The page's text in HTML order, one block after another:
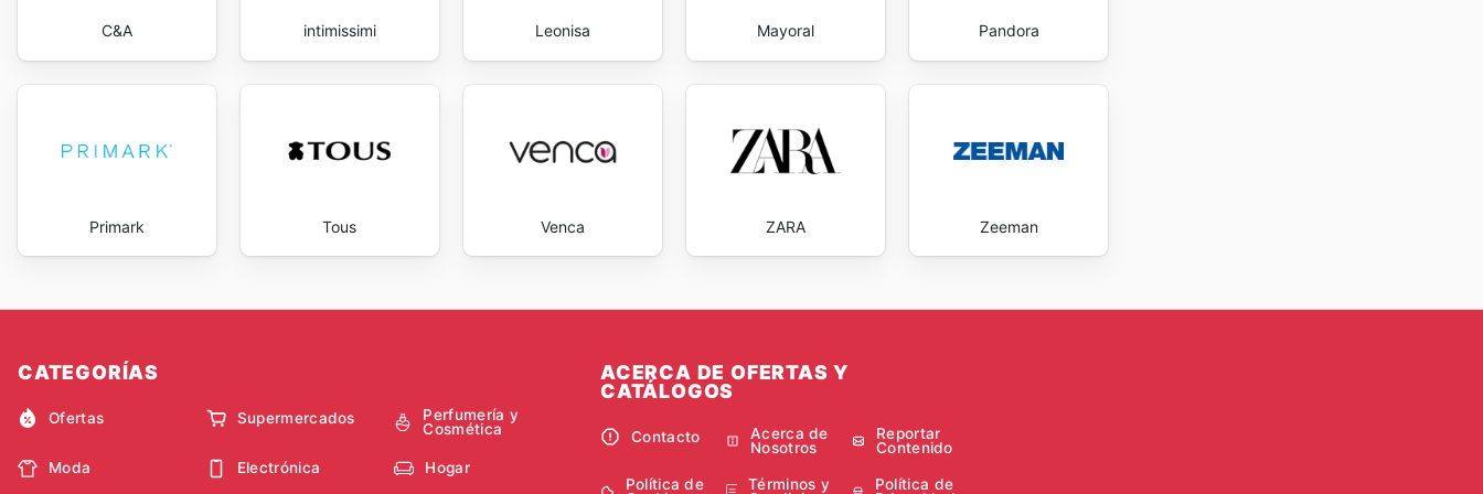
C&A intimissimi Leonisa Mayoral Pandora
Primark Tous Venca ZARA Zeeman
CATEGORÍAS
Ofertas Supermercados
Perfumería y
Cosmética
Moda Electrónica Hogar
ACERCA DE OFERTAS Y
CATÁLOGOS
Contacto
Acerca de
Nosotros
Reportar
Contenido
Política de
Términos y
Política de